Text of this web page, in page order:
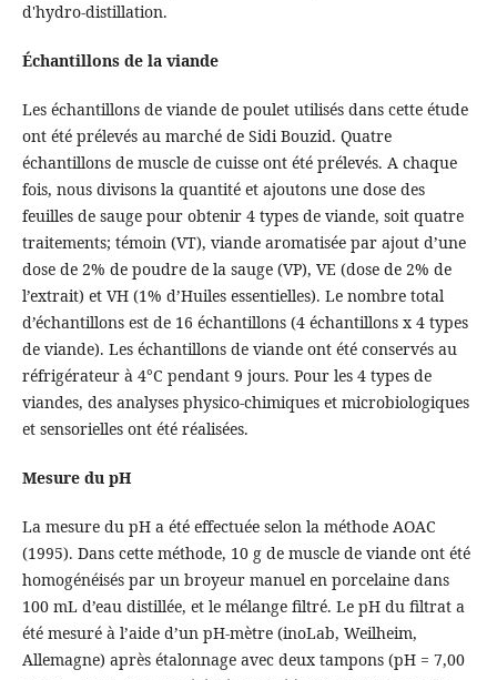
d'hydro-distillation.
Échantillons de la viande
Les échantillons de viande de poulet utilisés dans cette étude
ont été prélevés au marché de Sidi Bouzid. Quatre
échantillons de muscle de cuisse ont été prélevés. A chaque
fois, nous divisons la quantité et ajoutons une dose des
feuilles de sauge pour obtenir 4 types de viande, soit quatre
traitements; témoin (VT), viande aromatisée par ajout d’une
dose de 2% de poudre de la sauge (VP), VE (dose de 2% de
l’extrait) et VH (1% d’Huiles essentielles). Le nombre total
d’échantillons est de 16 échantillons (4 échantillons x 4 types
de viande). Les échantillons de viande ont été conservés au
réfrigérateur à 4°C pendant 9 jours. Pour les 4 types de
viandes, des analyses physico-chimiques et microbiologiques
et sensorielles ont été réalisées.
Mesure du pH
La mesure du pH a été effectuée selon la méthode AOAC
(1995). Dans cette méthode, 10 g de muscle de viande ont été
homogénéisés par un broyeur manuel en porcelaine dans
100 mL d’eau distillée, et le mélange filtré. Le pH du filtrat a
été mesuré à l’aide d’un pH-mètre (inoLab, Weilheim,
Allemagne) après étalonnage avec deux tampons (pH = 7,00